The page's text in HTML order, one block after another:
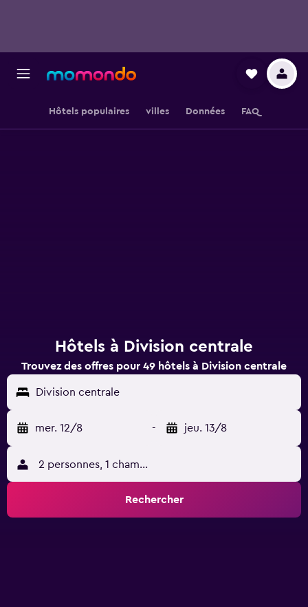
Hôtels populaires villes Données FAQ
Hôtels à Division centrale
Trouvez des offres pour 49 hôtels à Division centrale
Division centrale
mer. 12/8 - jeu. 13/8
2 personnes, 1 chambre
Rechercher